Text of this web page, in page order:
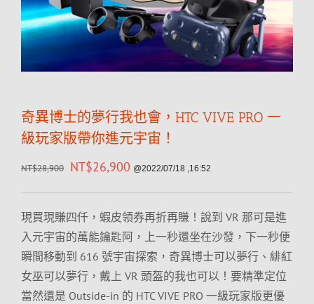
奇異博士的夢行我也會，HTC VIVE PRO 一
級玩家版帶你進元宇宙！
NT$28,900 NT$26,900 @2022/07/18 ,16:52
現買現賺四仟，蝦皮領券再折再賺！說到 VR 那可是進
入元宇宙的萬能鑰匙阿，上一秒還坐在沙發，下一秒便
瞬間移動到 616 號宇宙探索，奇異博士可以夢行、緋紅
女巫可以夢行，戴上 VR 頭盔的我也可以！要精準定位
當然還是 Outside-in 的 HTC VIVE PRO 一級玩家版更優